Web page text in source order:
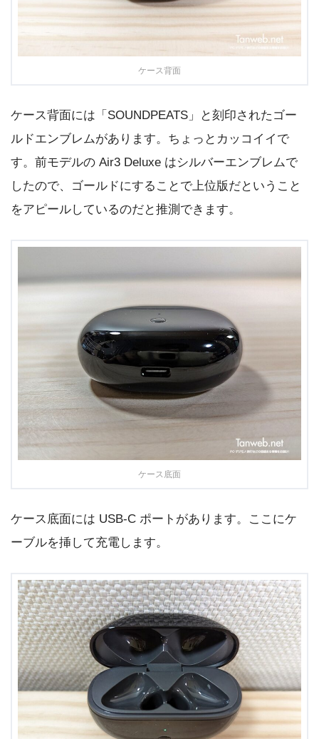
ケース背面
ケース背面には「SOUNDPEATS」と刻印されたゴー
ルドエンブレムがあります。ちょっとカッコイイで
す。前モデルの Air3 Deluxe はシルバーエンブレムで
したので、ゴールドにすることで上位版だということ
をアピールしているのだと推測できます。
ケース底面
ケース底面には USB-C ポートがあります。ここにケ
ーブルを挿して充電します。